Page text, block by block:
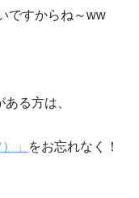
ですからね～ww
る方は、
」 をお忘れなく！